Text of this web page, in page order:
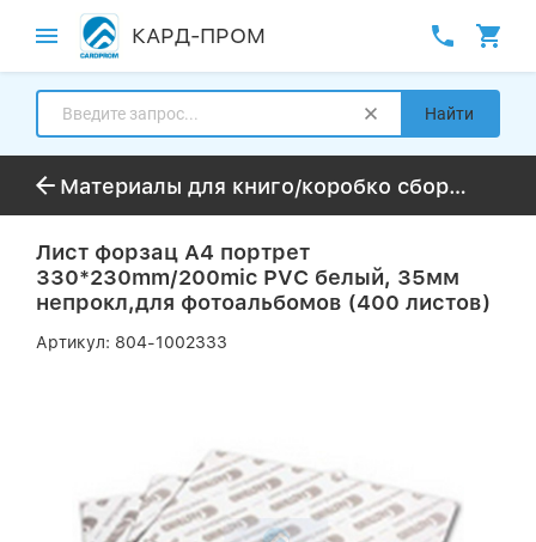
КАРД-ПРОМ
Найти
Материалы для книго/коробко сборочных аппаратов
Лист форзац А4 портрет
330*230mm/200mic PVC белый, 35мм
непрокл,для фотоальбомов (400 листов)
Артикул: 804-1002333